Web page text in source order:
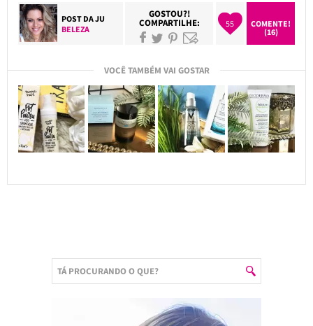
POST DAJU
BELEZA
GOSTOU?!
COMPARTILHE: 55
COMENTE!
(16)
VOCÊ TAMBÉM VAI GOSTAR